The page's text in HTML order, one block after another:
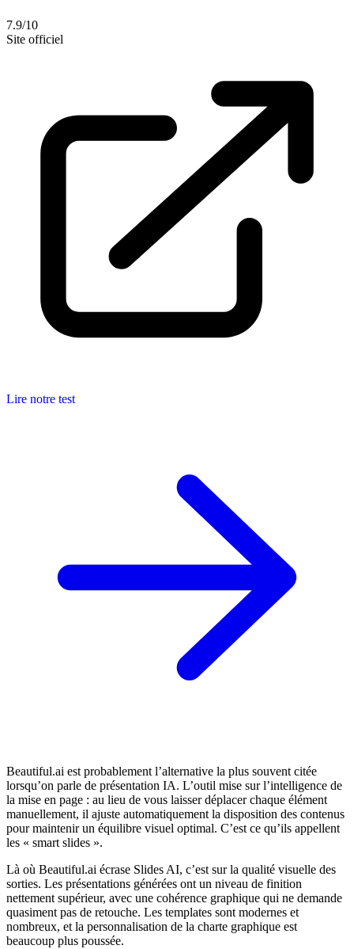
7.9/10
Site officiel
Lire notre test
Beautiful.ai est probablement l’alternative la plus souvent citée
lorsqu’on parle de présentation IA. L’outil mise sur l’intelligence de
la mise en page : au lieu de vous laisser déplacer chaque élément
manuellement, il ajuste automatiquement la disposition des contenus
pour maintenir un équilibre visuel optimal. C’est ce qu’ils appellent
les « smart slides ».
Là où Beautiful.ai écrase Slides AI, c’est sur la qualité visuelle des
sorties. Les présentations générées ont un niveau de finition
nettement supérieur, avec une cohérence graphique qui ne demande
quasiment pas de retouche. Les templates sont modernes et
nombreux, et la personnalisation de la charte graphique est
beaucoup plus poussée.